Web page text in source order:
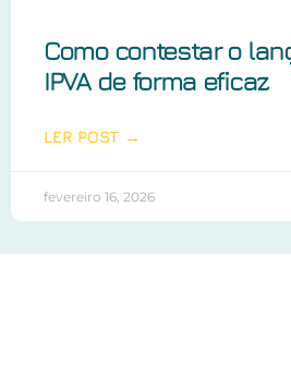
Como contestar o
IPVA de forma eficaz
LER POST →
fevereiro 16, 2026